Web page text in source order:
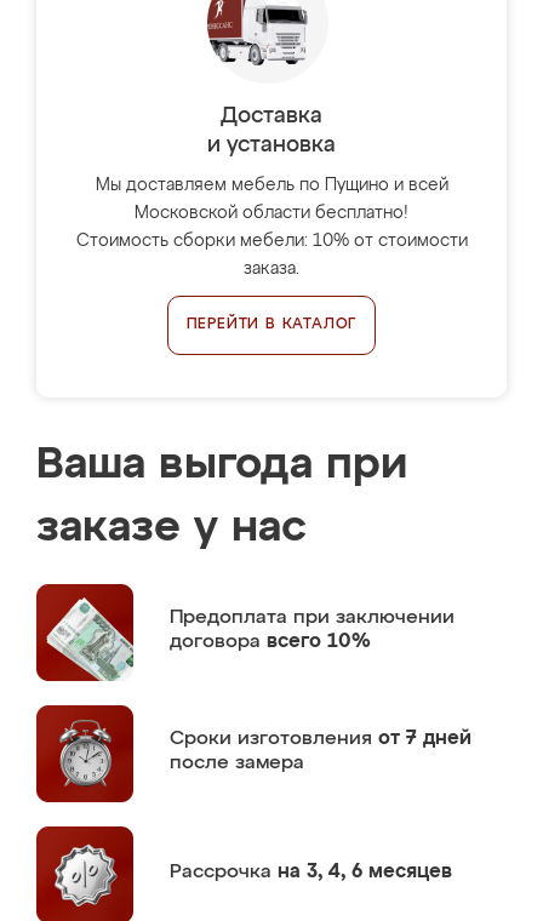
Доставка
и установка
Мы доставляем мебель по Пущино и всей
Московской области бесплатно!
Стоимость сборки мебели: 10% от стоимости
заказа.
ПЕРЕЙТИ В КАТАЛОГ
Ваша выгода при
заказе у нас
Предоплата при заключении
договора всего 10%
Сроки изготовления от 7 дней
после замера
Рассрочка на 3, 4, 6 месяцев